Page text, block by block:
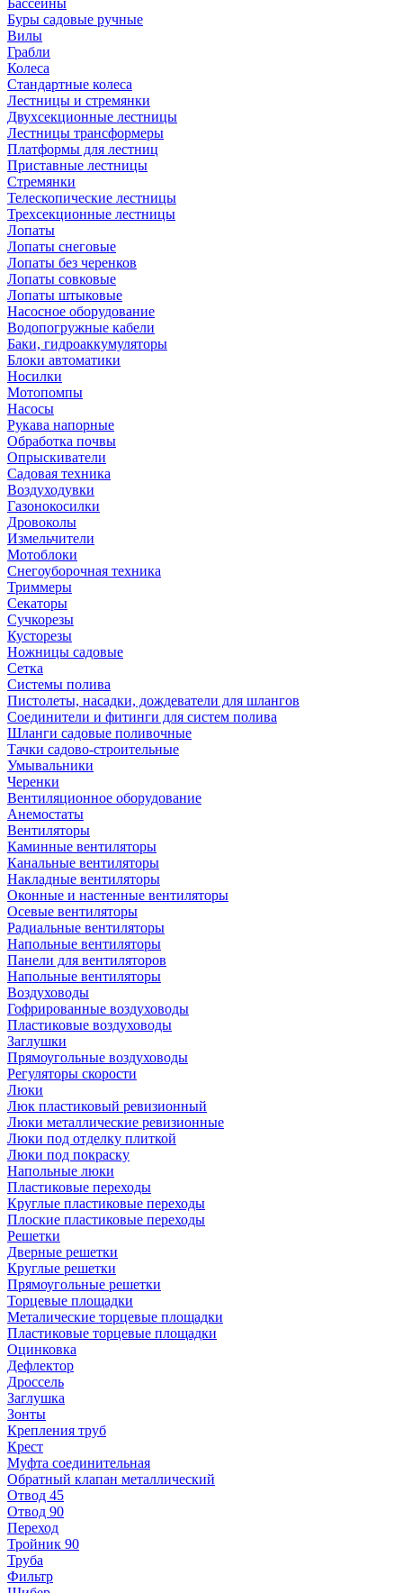
Бассейны
Буры садовые ручные
Вилы
Грабли
Колеса
Стандартные колеса
Лестницы и стремянки
Двухсекционные лестницы
Лестницы трансформеры
Платформы для лестниц
Приставные лестницы
Стремянки
Телескопические лестницы
Трехсекционные лестницы
Лопаты
Лопаты снеговые
Лопаты без черенков
Лопаты совковые
Лопаты штыковые
Насосное оборудование
Водопогружные кабели
Баки, гидроаккумуляторы
Блоки автоматики
Носилки
Мотопомпы
Насосы
Рукава напорные
Обработка почвы
Опрыскиватели
Садовая техника
Воздуходувки
Газонокосилки
Дровоколы
Измельчители
Мотоблоки
Снегоуборочная техника
Триммеры
Секаторы
Сучкорезы
Кусторезы
Ножницы садовые
Сетка
Системы полива
Пистолеты, насадки, дождеватели для шлангов
Соединители и фитинги для систем полива
Шланги садовые поливочные
Тачки садово-строительные
Умывальники
Черенки
Вентиляционное оборудование
Анемостаты
Вентиляторы
Каминные вентиляторы
Канальные вентиляторы
Накладные вентиляторы
Оконные и настенные вентиляторы
Осевые вентиляторы
Радиальные вентиляторы
Напольные вентиляторы
Панели для вентиляторов
Напольные вентиляторы
Воздуховоды
Гофрированные воздуховоды
Пластиковые воздуховоды
Заглушки
Прямоугольные воздуховоды
Регуляторы скорости
Люки
Люк пластиковый ревизионный
Люки металлические ревизионные
Люки под отделку плиткой
Люки под покраску
Напольные люки
Пластиковые переходы
Круглые пластиковые переходы
Плоские пластиковые переходы
Решетки
Дверные решетки
Круглые решетки
Прямоугольные решетки
Торцевые площадки
Металические торцевые площадки
Пластиковые торцевые площадки
Оцинковка
Дефлектор
Дроссель
Заглушка
Зонты
Крепления труб
Крест
Муфта соединительная
Обратный клапан металлический
Отвод 45
Отвод 90
Переход
Тройник 90
Труба
Фильтр